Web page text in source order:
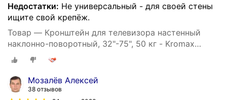
Недостатки: Не универсальный - для своей стены
ищите свой крепёж.
Товар — Кронштейн для телевизора настенный
наклонно-поворотный, 32"-75", 50 кг - Kromax
ATLANTIS-80
Мозалёв Алексей
38 отзывов